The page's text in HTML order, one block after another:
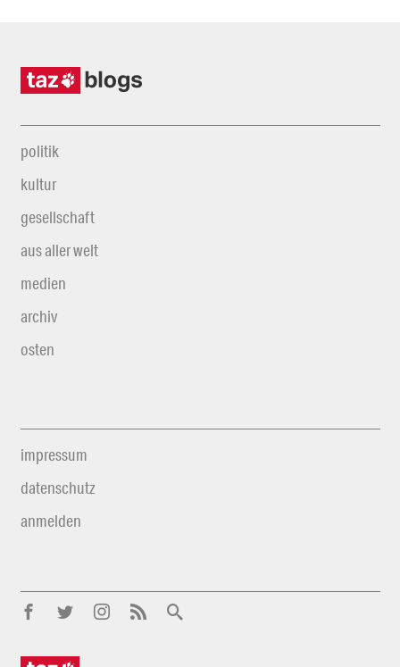
politik
kultur
gesellschaft
aus aller welt
medien
archiv
osten
impressum
datenschutz
anmelden